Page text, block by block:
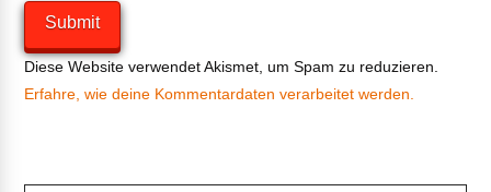
Diese Website verwendet Akismet, um Spam zu reduzieren.
Erfahre, wie deine Kommentardaten verarbeitet werden.